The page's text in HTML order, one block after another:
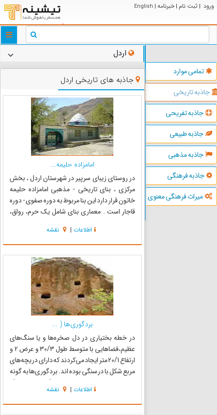
ورود | ثبت نام | خبرنامه |
English
تمامی موارد
جاذبه تاریخی
جاذبه تفریحی
جاذبه طبیعی
جاذبه مذهبی
جاذبه فرهنگی
میراث فرهنگی معنوی
اردل
جاذبه های تاریخی اردل
امامزاده حلیمه...
در روستای زیبای سرپیر در شهرستان اردل ، بخش
مرکزی ، بنای تاریخی - مذهبی امامزاده حلیمه
خاتون قرار دارد این بنا مربوط به دوره صفوی - دوره
قاجار است . معماری بنای شامل یک حرم، رواق،
سردابی استان است که دارای تاریخی ایلخانی است
و در روره‌ه...
اطلاعات | نقشه
بردگوری‌‌ها ( ...
در خطه بختیاری در دل صخره‌ها و یا سنگ‌های
عظیم،فضاهایی با متوسط طول 30/3 و عرض 2 و
ارتفاع 20/1 متر ایجاد می‌کردند که دارای دریچه‌های
مربع شکل با در سنگی بوده اند. بردگوری‌ها به گونه
ای انفرادی و یا چند تایی حفر گردیده و بیانگر
فرهنگ تدفین در طول بیش از 1500 سال در منطقه و
نفوذ مذهب ز...
اطلاعات | نقشه